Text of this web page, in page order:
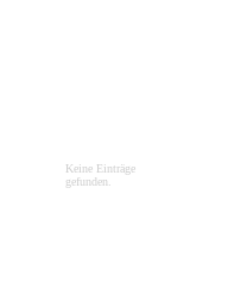
Keine Einträge
gefunden.